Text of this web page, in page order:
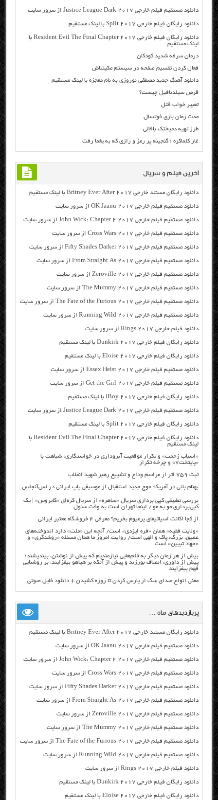
دانلود مستقیم فیلم خارجی Justice League Dark 2017 از سرور سایت
دانلود رایگان فیلم خارجی Split 2017 با لینک مستقیم
دانلود رایگان فیلم خارجی Resident Evil The Final Chapter 2017 با
لینک مستقیم
درمان سرفه شدید کودکان
فعال کردن تقسیم صفحه در سیستم مکینتاش
دانلود آهنگ جدید مصطفی نوروزی به نام معجزه با لینک مستقیم
قرص سیلدنافیل چیست؟
تعبیر خواب قتل
مدت زمان بازي فوتسال
طرز تهيه دمپختک باقالی
غار کلماکره ؛ گنجینه‌ پر رمز و رازی که به یغما رفت
آخرین فیلم و سریال
دانلود رایگان مسنتد خارجی Britney Ever After 2017 با لینک مستقیم
دانلود مستقیم فیلم خارجی OK Jaanu 2017 از سرور سایت
دانلود مستقیم فیلم خارجی John Wick: Chapter 2 2017 از سرور سایت
دانلود مستقیم فیلم خارجی Cross Wars 2017 از سرور سایت
دانلود مستقیم فیلم خارجی Fifty Shades Darker 2017 از سرور سایت
دانلود مستقیم فیلم خارجی From Straight As 2017 از سرور سایت
دانلود مستقیم فیلم خارجی Zeroville 2017 از سرور سایت
دانلود مستقیم فیلم خارجی The Mummy 2017 از سرور سایت
دانلود مستقیم فیلم خارجی The Fate of the Furious 2017 از سرور سایت
دانلود مستقیم فیلم خارجی Running Wild 2017 از سرور سایت
دانلود فیلم خارجی Rings 2017 از سرور سایت
دانلود رایگان فیلم خارجی Dunkirk 2017 با لینک مستقیم
دانلود رایگان فیلم خارجی Eloise 2017 با لینک مستقیم
دانلود مستقیم فیلم خارجی Essex Heist 2017 از سرور سایت
دانلود مستقیم فیلم خارجی Get the Girl 2017 از سرور سایت
دانلود رایگان فیلم خارجی iBoy 2017 با لینک مستقیم
دانلود مستقیم فیلم خارجی Justice League Dark 2017 از سرور سایت
دانلود رایگان فیلم خارجی Split 2017 با لینک مستقیم
دانلود رایگان فیلم خارجی Resident Evil The Final Chapter 2017 با
لینک مستقیم
«اسباب زحمت» و تکرار موقعیت آبروداری در خواستگاری؛ شباهت با
«پایتخت۷» و چرخه تکرار
ثبت ۷۵۹ اثر از مراسم وداع و تشییع رهبر شهید انقلاب
بهنام بانی در آمریکا: موج جدید استقبال از موسیقی پاپ ایرانی در لس‌آنجلس
بررسی تطبیقی کپی برداری سریال «ساهره» از سریال کره‌ای «کایروس» | یک
کپی‌برداری مو به مو / اینجا تهران است به وقت سئول
از کجا اکانت اسپاتیفای پرمیوم بخریم؟ معرفی ۴ فروشگاه معتبر ایرانی
«ولایت فقیه» همان «فره ایزدی» است/ آنچه این «ملت» دارد اندوخته‌های
عمیق، بزرگ، پاک و الهی است/ روایت امروز ما همان مسئله «روشنگری» و
«جهاد تبیین» است
بیش از هر زمان دیگر به قلم‌هایی نیازمندیم که پیش از نوشتن، بیندیشند؛
پیش از داوری، انصاف بورزند و پیش از آنکه بر هیاهو بیفزایند، بر روشنایی
فهم بیفزایند
معنی انواع صدای سگ از پارس کردن تا زوزه کشیدن + دانلود فایل صوتی
پربازدیدهای ماه …
دانلود رایگان مسنتد خارجی Britney Ever After 2017 با لینک مستقیم
دانلود مستقیم فیلم خارجی OK Jaanu 2017 از سرور سایت
دانلود مستقیم فیلم خارجی John Wick: Chapter 2 2017 از سرور سایت
دانلود مستقیم فیلم خارجی Cross Wars 2017 از سرور سایت
دانلود مستقیم فیلم خارجی Fifty Shades Darker 2017 از سرور سایت
دانلود مستقیم فیلم خارجی From Straight As 2017 از سرور سایت
دانلود مستقیم فیلم خارجی Zeroville 2017 از سرور سایت
دانلود مستقیم فیلم خارجی The Mummy 2017 از سرور سایت
دانلود مستقیم فیلم خارجی The Fate of the Furious 2017 از سرور سایت
دانلود مستقیم فیلم خارجی Running Wild 2017 از سرور سایت
دانلود فیلم خارجی Rings 2017 از سرور سایت
دانلود رایگان فیلم خارجی Dunkirk 2017 با لینک مستقیم
دانلود رایگان فیلم خارجی Eloise 2017 با لینک مستقیم